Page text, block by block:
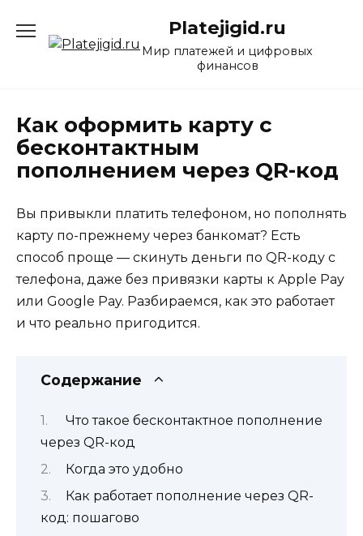
содержанию
Platejigid.ru
Мир платежей и цифровых
финансов
Как оформить карту с
бесконтактным
пополнением через QR-код
Вы привыкли платить телефоном, но пополнять
карту по-прежнему через банкомат? Есть
способ проще — скинуть деньги по QR-коду с
телефона, даже без привязки карты к Apple Pay
или Google Pay. Разбираемся, как это работает
и что реально пригодится.
Содержание
Что такое бесконтактное пополнение
через QR-код
Когда это удобно
Как работает пополнение через QR-
код: пошагово